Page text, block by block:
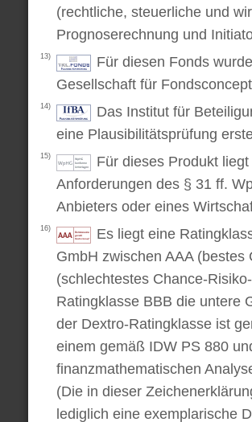
(rechtliche, steuerliche und
Prognoserechnung und
13)
Für diesen Fonds
Gesellschaft für
14)
Das Institut für
eine Plausibilitätsprüfung
15)
Für dieses Produkt
Anforderungen des § 31 ff.
Anbieters oder eines
16)
Es liegt eine
GmbH zwischen AAA
(schlechtestes Chance-
Ratingklasse BBB die untere
der Dextro-Ratingklasse ist
einem gemäß IDW PS 880
finanzmathematischen
(Die in dieser
lediglich eine exemplarische